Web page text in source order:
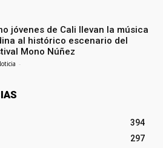
jóvenes de Cali llevan la música
al histórico escenario del
Mono Núñez
-
394
297